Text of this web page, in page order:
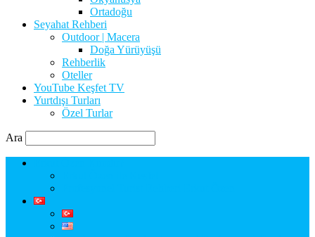
Ortadoğu
Seyahat Rehberi
Outdoor | Macera
Doğa Yürüyüşü
Rehberlik
Oteller
YouTube Keşfet TV
Yurtdışı Turları
Özel Turlar
Ara